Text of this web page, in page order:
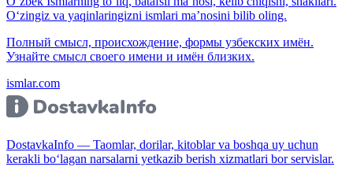
O‘zingiz va yaqinlaringizni ismlari ma’nosini bilib oling.
Полный смысл, происхождение, формы узбекских имён.
Узнайте смысл своего имени и имён близких.
ismlar.com
DostavkaInfo — Taomlar, dorilar, kitoblar va boshqa uy uchun
kerakli bo‘lagan narsalarni yetkazib berish xizmatlari bor servislar.